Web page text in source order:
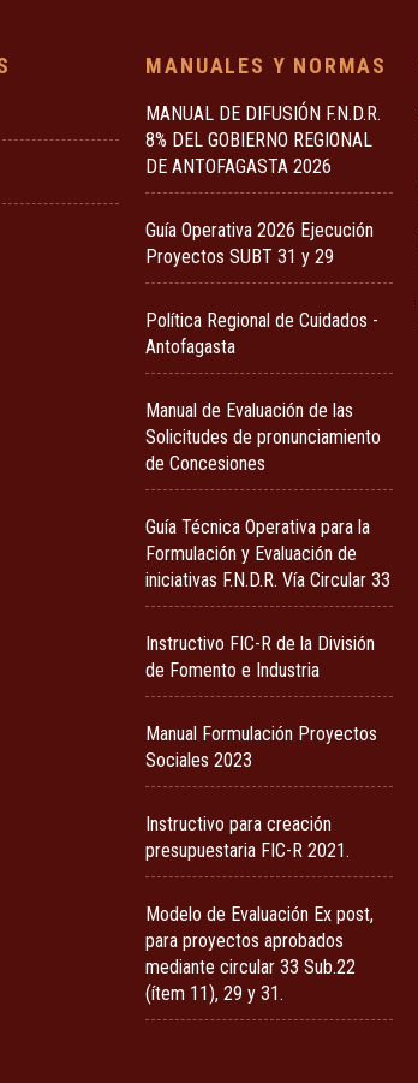
MANUALES Y NORMAS
MANUAL DE DIFUSIÓN F.N.D.R.
8% DEL GOBIERNO REGIONAL
DE ANTOFAGASTA 2026
Guía Operativa 2026 Ejecución
Proyectos SUBT 31 y 29
Política Regional de Cuidados -
Antofagasta
Manual de Evaluación de las
Solicitudes de pronunciamiento
de Concesiones
Guía Técnica Operativa para la
Formulación y Evaluación de
iniciativas F.N.D.R. Vía Circular 33
Instructivo FIC-R de la División
de Fomento e Industria
Manual Formulación Proyectos
Sociales 2023
Instructivo para creación
presupuestaria FIC-R 2021.
Modelo de Evaluación Ex post,
para proyectos aprobados
mediante circular 33 Sub.22
(ítem 11), 29 y 31.